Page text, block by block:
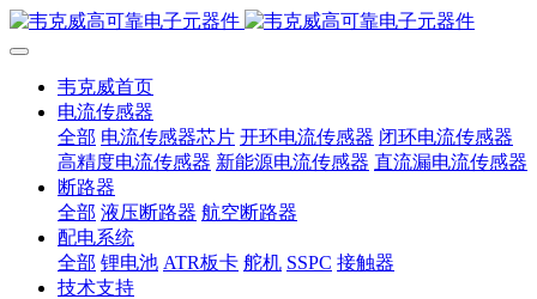
韦克威首页
电流传感器
全部 电流传感器芯片 开环电流传感器 闭环电流传感器
高精度电流传感器 新能源电流传感器 直流漏电流传感器
断路器
全部 液压断路器 航空断路器
配电系统
全部 锂电池 ATR板卡 舵机 SSPC 接触器
技术支持